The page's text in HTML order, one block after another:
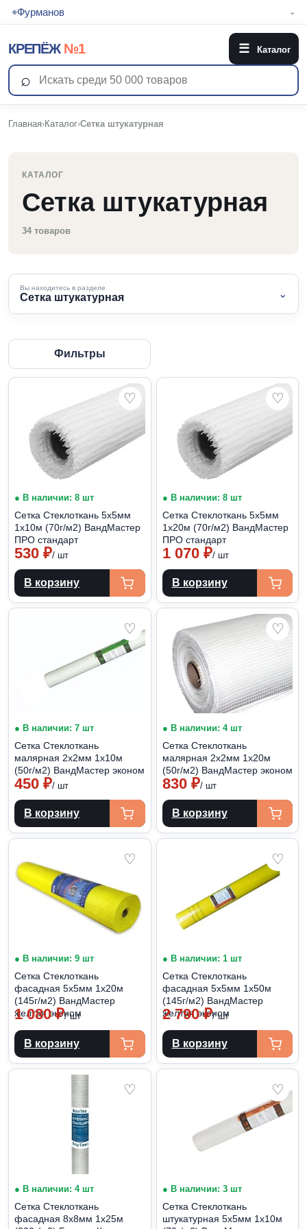
⌖Фурманов ⌄
КРЕПЁЖ №1 ☰ Каталог
⌕
Главная›Каталог›Сетка штукатурная
КАТАЛОГ
Сетка штукатурная
34 товаров
Вы находитесь в разделе
Сетка штукатурная ⌄
Фильтры
♡
● В наличии: 8 шт
Сетка Стеклоткань 5х5мм
1х10м (70г/м2) ВандМастер
ПРО стандарт
530 ₽/ шт
В корзину
♡
● В наличии: 8 шт
Сетка Стеклоткань 5х5мм
1х20м (70г/м2) ВандМастер
ПРО стандарт
1 070 ₽/ шт
В корзину
♡
● В наличии: 7 шт
Сетка Стеклоткань
малярная 2х2мм 1х10м
(50г/м2) ВандМастер эконом
450 ₽/ шт
В корзину
♡
● В наличии: 4 шт
Сетка Стеклоткань
малярная 2х2мм 1х20м
(50г/м2) ВандМастер эконом
830 ₽/ шт
В корзину
♡
● В наличии: 9 шт
Сетка Стеклоткань
фасадная 5х5мм 1х20м
(145г/м2) ВандМастер
желтая эконом
1 080₽/ шт
В корзину
♡
● В наличии: 1 шт
Сетка Стеклоткань
фасадная 5х5мм 1х50м
(145г/м2) ВандМастер
желтая эконом
2 790₽/ шт
В корзину
♡
● В наличии: 4 шт
Сетка Стеклоткань
фасадная 8х8мм 1х25м
♡
● В наличии: 3 шт
Сетка Стеклоткань
штукатурная 5х5мм 1х10м